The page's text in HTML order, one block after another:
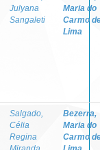
Julyana
Sangaleti
Maria do
Carmo
Lima
Salgado,
Célia
Regina
Bezerra,
Maria do
Carmo